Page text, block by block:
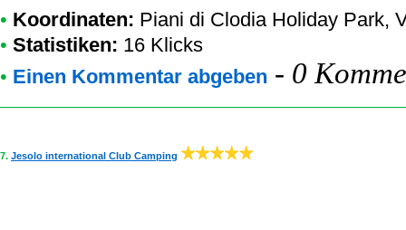
• Koordinaten: Piani di Clodia Holiday Park,
• Statistiken: 16 Klicks
• Einen Kommentar abgeben - 0
7. Jesolo international Club Camping